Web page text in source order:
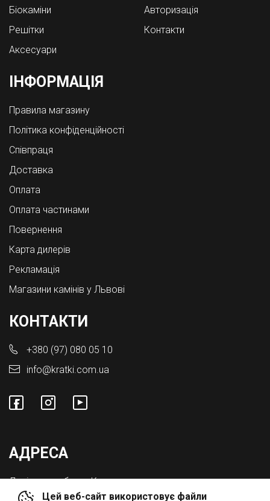
Цей веб-сайт використовує файли
Біокаміни
Решітки
Аксесуари
Авторизація
Контакти
ІНФОРМАЦІЯ
Правила магазину
Політика конфіденційності
Співпраця
Доставка
Оплата
Оплата частинами
Повернення
Карта дилерів
Рекламація
Магазини камінів у Львові
КОНТАКТИ
+380 (97) 080 05 10
info@kratki.com.ua
АДРЕСА
Львівська обл., с. Конопниця,
Вул. Городоцька 8а